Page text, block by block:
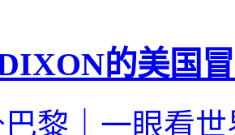
的美国
巴黎｜一眼看